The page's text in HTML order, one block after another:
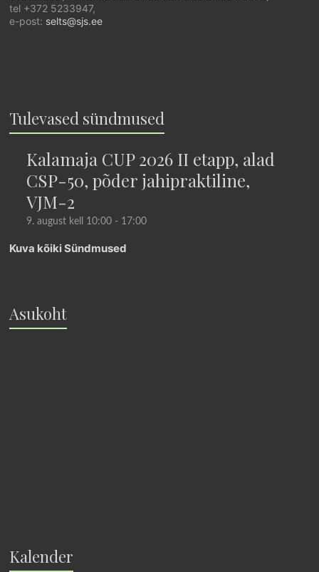
tel +372 5233947,
e-post: selts@sjs.ee
Tulevased sündmused
Kalamaja CUP 2026 II etapp, alad
CSP-50, põder jahipraktiline,
VJM-2
9. august kell 10:00 - 17:00
Kuva kõiki Sündmused
Asukoht
Kalender